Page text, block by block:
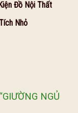
Đồ Nội Thất
Nhỏ
NGỦ